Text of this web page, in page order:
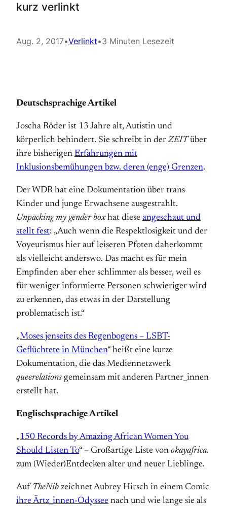
kurz verlinkt
Aug. 2, 2017•Verlinkt•3 Minuten Lesezeit
Deutschsprachige Artikel
Joscha Röder ist 13 Jahre alt, Autistin und
körperlich behindert. Sie schreibt in der ZEITüber
ihre bisherigen Erfahrungen mit
Inklusionsbemühungen bzw. deren (enge) Grenzen.
Der WDR hat eine Dokumentation über trans
Kinder und junge Erwachsene ausgestrahlt.
Unpacking my gender boxhat diese angeschaut und
stellt fest: „Auch wenn die Respektlosigkeit und der
Voyeurismus hier auf leiseren Pfoten daherkommt
als vielleicht anderswo. Das macht es für mein
Empfinden aber eher schlimmer als besser, weil es
für weniger informierte Personen schwieriger wird
zu erkennen, das etwas in der Darstellung
problematisch ist.“
„Moses jenseits des Regenbogens – LSBT-
Geflüchtete in München“ heißt eine kurze
Dokumentation, die das Mediennetzwerk
queerelations gemeinsam mit anderen Partner_innen
erstellt hat.
Englischsprachige Artikel
„150 Records by Amazing African Women You
Should Listen To“ – Großartige Liste von okayafrica.
zum (Wieder)Entdecken alter und neuer Lieblinge.
Auf TheNib zeichnet Aubrey Hirsch in einem Comic
ihre Ärtz_innen-Odyssee nach und wie lange sie als